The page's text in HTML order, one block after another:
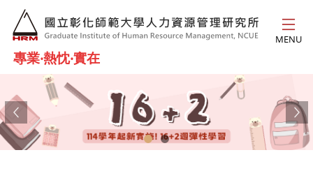
跳到主要內容
專業‧熱忱‧實在
MENU
Previous